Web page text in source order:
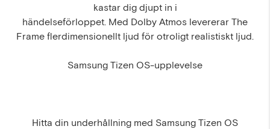
kastar dig djupt in i
händelseförloppet. Med Dolby Atmos levererar The
Frame flerdimensionellt ljud för otroligt realistiskt ljud.
Samsung Tizen OS-upplevelse
Hitta din underhållning med Samsung Tizen OS